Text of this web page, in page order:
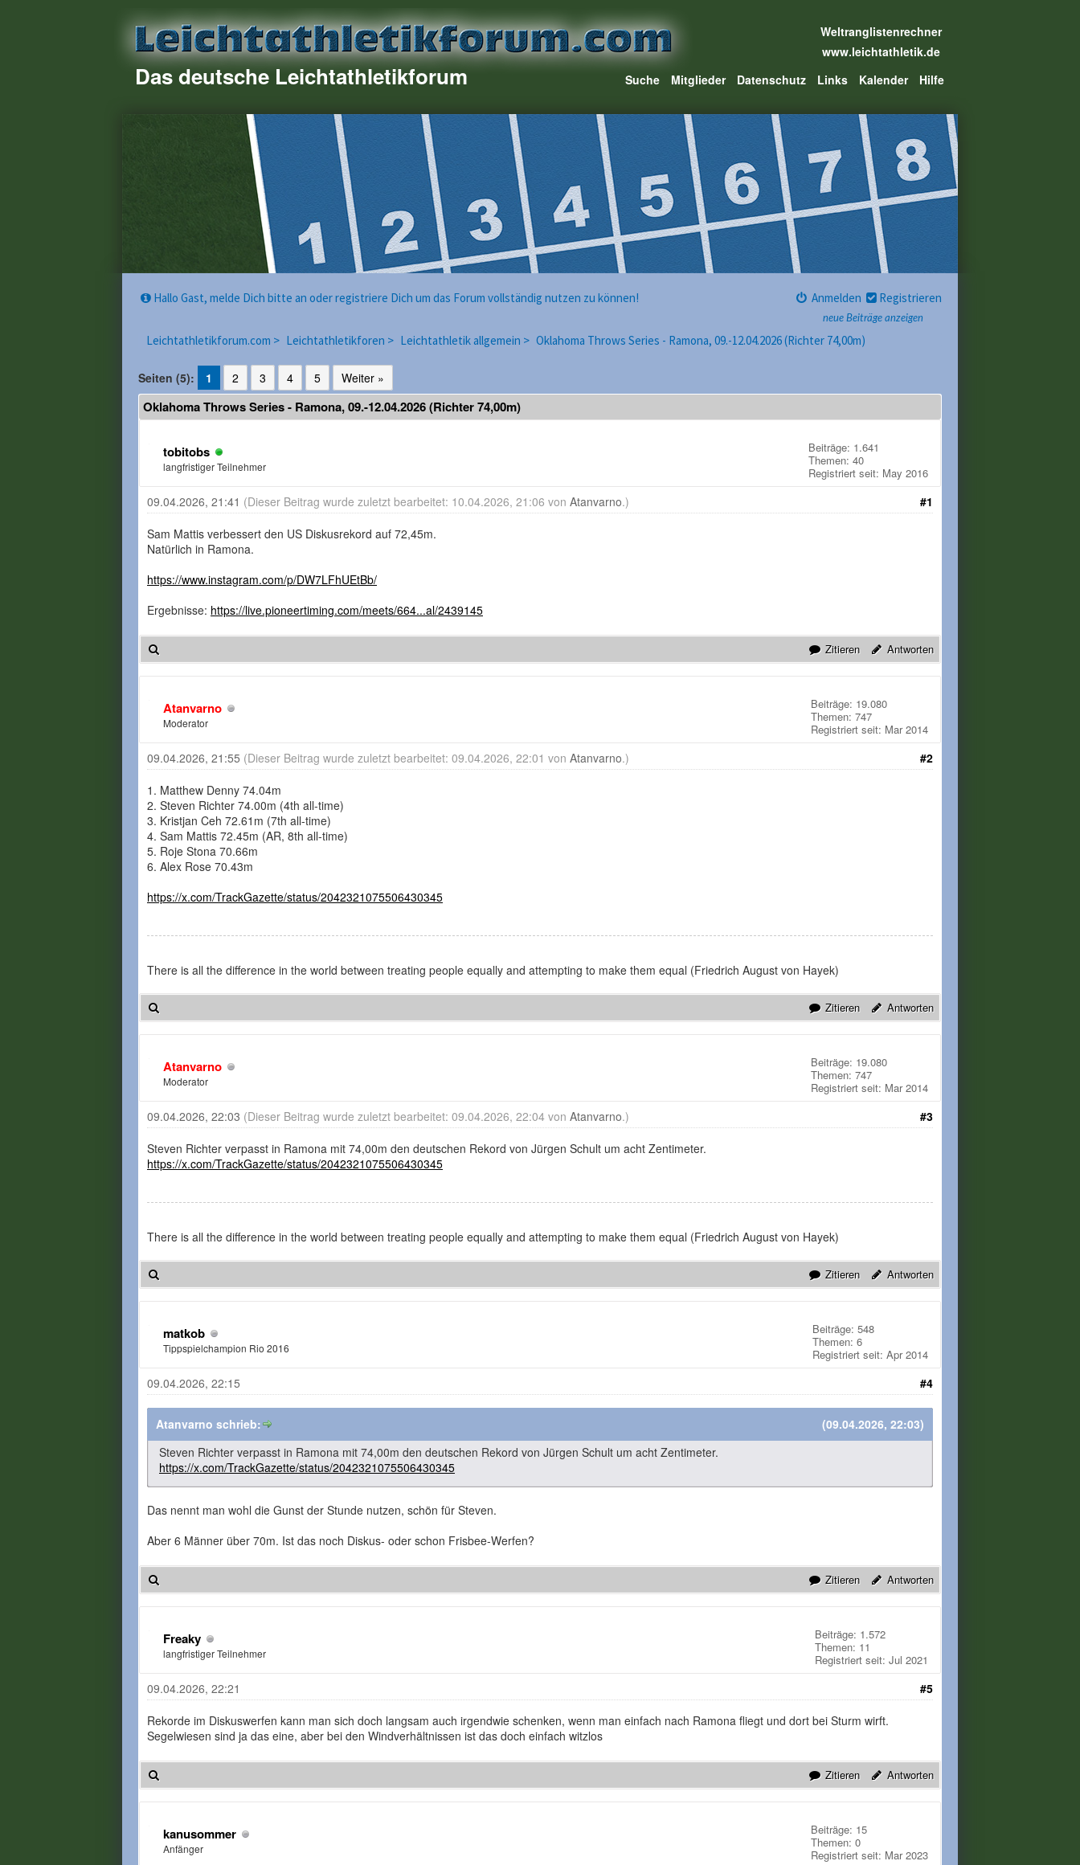
Das deutsche Leichtathletikforum
Weltranglistenrechner
www.leichtathletik.de
Suche
Mitglieder Datenschutz Links Kalender Hilfe
neue Beiträge anzeigen
Hallo Gast, melde Dich bitte an oder registriere Dich um das Forum vollständig nutzen zu können! Anmelden Registrieren
Leichtathletikforum.com > Leichtathletikforen > Leichtathletik allgemein > Oklahoma Throws Series - Ramona, 09.-12.04.2026 (Richter 74,00m)
Seiten (5): 1 2 3 4 5 Weiter »
Oklahoma Throws Series - Ramona, 09.-12.04.2026 (Richter 74,00m)
tobitobs
langfristiger Teilnehmer
Beiträge: 1.641
Themen: 40
Registriert seit: May 2016
#1
09.04.2026, 21:41 (Dieser Beitrag wurde zuletzt bearbeitet: 10.04.2026, 21:06 von Atanvarno.)
Sam Mattis verbessert den US Diskusrekord auf 72,45m.
Natürlich in Ramona.
https://www.instagram.com/p/DW7LFhUEtBb/
Ergebnisse: https://live.pioneertiming.com/meets/664...al/2439145
Zitieren Antworten
Atanvarno
Moderator
Beiträge: 19.080
Themen: 747
Registriert seit: Mar 2014
#2
09.04.2026, 21:55 (Dieser Beitrag wurde zuletzt bearbeitet: 09.04.2026, 22:01 von Atanvarno.)
1. Matthew Denny 74.04m
2. Steven Richter 74.00m (4th all-time)
3. Kristjan Ceh 72.61m (7th all-time)
4. Sam Mattis 72.45m (AR, 8th all-time)
5. Roje Stona 70.66m
6. Alex Rose 70.43m
https://x.com/TrackGazette/status/2042321075506430345
There is all the difference in the world between treating people equally and attempting to make them equal (Friedrich August von Hayek)
Zitieren Antworten
Atanvarno
Moderator
Beiträge: 19.080
Themen: 747
Registriert seit: Mar 2014
#3
09.04.2026, 22:03 (Dieser Beitrag wurde zuletzt bearbeitet: 09.04.2026, 22:04 von Atanvarno.)
Steven Richter verpasst in Ramona mit 74,00m den deutschen Rekord von Jürgen Schult um acht Zentimeter.
https://x.com/TrackGazette/status/2042321075506430345
There is all the difference in the world between treating people equally and attempting to make them equal (Friedrich August von Hayek)
Zitieren Antworten
matkob
Tippspielchampion Rio 2016
Beiträge: 548
Themen: 6
Registriert seit: Apr 2014
#4
09.04.2026, 22:15
(09.04.2026, 22:03)
Atanvarno schrieb:
Steven Richter verpasst in Ramona mit 74,00m den deutschen Rekord von Jürgen Schult um acht Zentimeter.
https://x.com/TrackGazette/status/2042321075506430345
Das nennt man wohl die Gunst der Stunde nutzen, schön für Steven.
Aber 6 Männer über 70m. Ist das noch Diskus- oder schon Frisbee-Werfen?
Zitieren Antworten
Freaky
langfristiger Teilnehmer
Beiträge: 1.572
Themen: 11
Registriert seit: Jul 2021
#5
09.04.2026, 22:21
Rekorde im Diskuswerfen kann man sich doch langsam auch irgendwie schenken, wenn man einfach nach Ramona fliegt und dort bei Sturm wirft.
Segelwiesen sind ja das eine, aber bei den Windverhältnissen ist das doch einfach witzlos
Zitieren Antworten
kanusommer
Anfänger
Beiträge: 15
Themen: 0
Registriert seit: Mar 2023